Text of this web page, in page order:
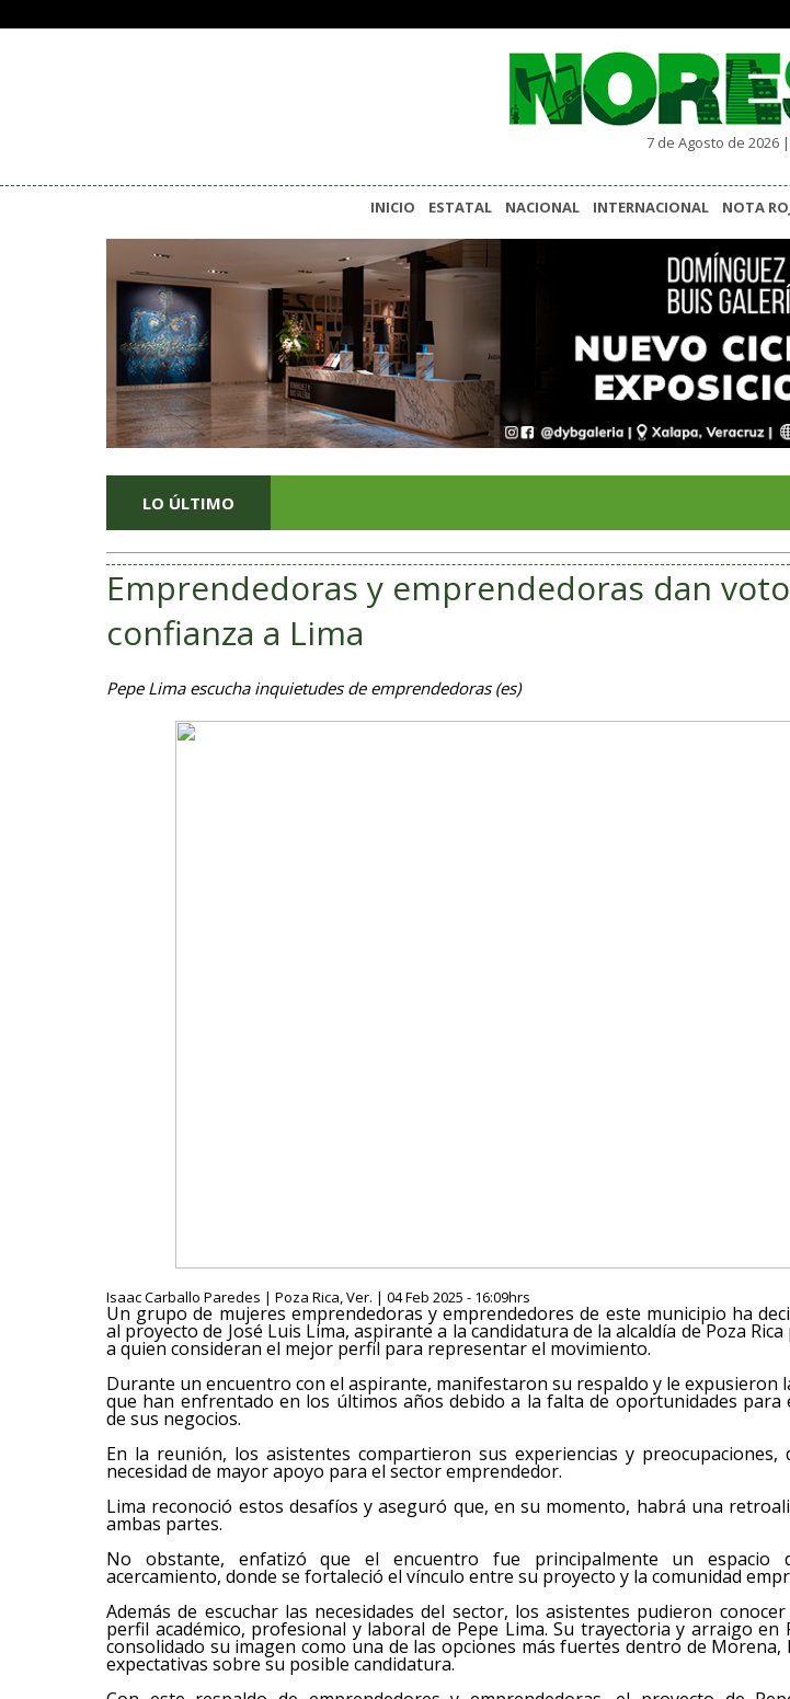
7 de Agosto de 2026
INICIO ESTATAL NACIONAL INTERNACIONAL NOTA
LO ÚLTIMO
Emprendedoras y emprendedoras dan
confianza a Lima
Pepe Lima escucha inquietudes de emprendedoras (es)
Isaac Carballo Paredes | Poza Rica, Ver. | 04 Feb 2025 - 16:09hrs
Un grupo de mujeres emprendedoras y emprendedores de este municipio ha
al proyecto de José Luis Lima, aspirante a la candidatura de la alcaldía de Poza Rica
a quien consideran el mejor perfil para representar el movimiento.
Durante un encuentro con el aspirante, manifestaron su respaldo y le expusieron
que han enfrentado en los últimos años debido a la falta de oportunidades para
de sus negocios.
En la reunión, los asistentes compartieron sus experiencias y preocupaciones,
necesidad de mayor apoyo para el sector emprendedor.
Lima reconoció estos desafíos y aseguró que, en su momento, habrá una
ambas partes.
No obstante, enfatizó que el encuentro fue principalmente un espacio
acercamiento, donde se fortaleció el vínculo entre su proyecto y la comunidad
Además de escuchar las necesidades del sector, los asistentes pudieron
perfil académico, profesional y laboral de Pepe Lima. Su trayectoria y arraigo en
consolidado su imagen como una de las opciones más fuertes dentro de Morena,
expectativas sobre su posible candidatura.